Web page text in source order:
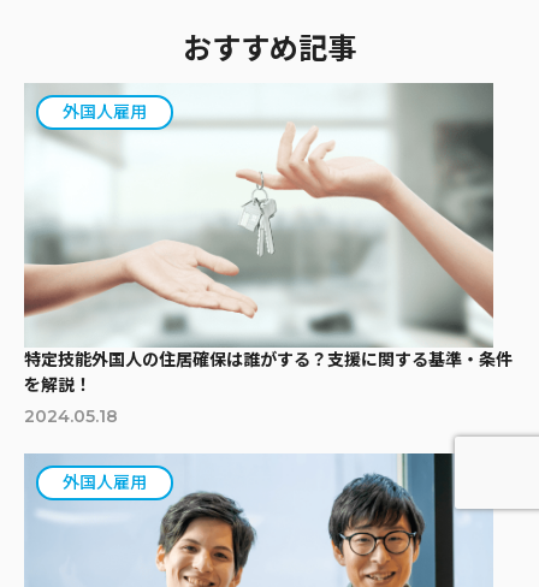
おすすめ記事
外国人雇用
特定技能外国人の住居確保は誰がする？支援に関する基準・条件
を解説！
2024.05.18
外国人雇用